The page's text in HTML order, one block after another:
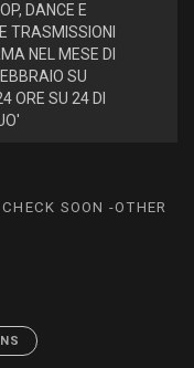
DANCE E
TRASMISSIONI
NEL MESE DI
SU
ORE SU 24 DI
SOON -OTHER